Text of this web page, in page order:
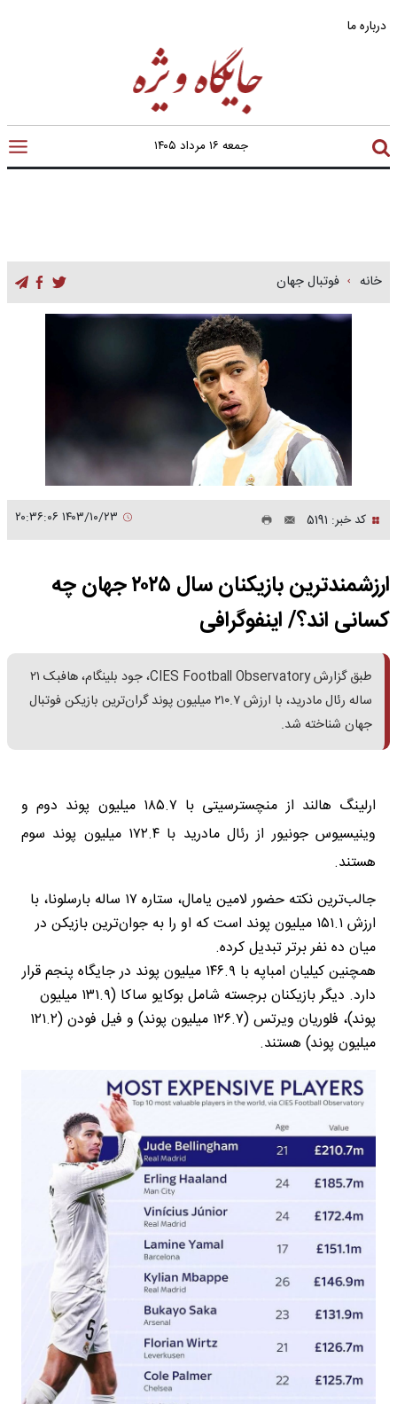
درباره ما
جمعه ۱۶ مرداد ۱۴۰۵
خانه فوتبال جهان
کد خبر: 5191
ارزشمندترین بازیکنان سال ۲۰۲۵ جهان چه
کسانی اند؟/ اینفوگرافی
طبق گزارش CIES Football Observatory، جود بلینگام، هافبک ۲۱
ساله رئال مادرید، با ارزش ۲۱۰.۷ میلیون پوند گران‌ترین بازیکن فوتبال
جهان شناخته شد.
ارلینگ هالند از منچسترسیتی با ۱۸۵.۷ میلیون پوند دوم و
وینیسیوس جونیور از رئال مادرید با ۱۷۲.۴ میلیون پوند سوم
هستند.
جالب‌ترین نکته حضور لامین یامال، ستاره ۱۷ ساله بارسلونا، با
ارزش ۱۵۱.۱ میلیون پوند است که او را به جوان‌ترین بازیکن در
میان ده نفر برتر تبدیل کرده.
همچنین کیلیان امباپه با ۱۴۶.۹ میلیون پوند در جایگاه پنجم قرار
دارد. دیگر بازیکنان برجسته شامل بوکایو ساکا (۱۳۱.۹ میلیون
پوند)، فلوریان ویرتس (۱۲۶.۷ میلیون پوند) و فیل فودن (۱۲۱.۲
میلیون پوند) هستند.